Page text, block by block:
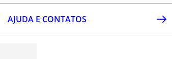
AJUDA E CONTATOS